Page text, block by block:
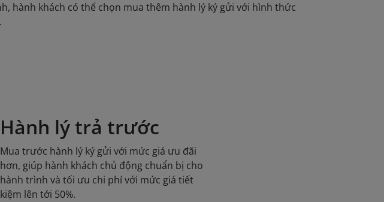
hành khách có thể chọn mua thêm hành lý ký gửi với hình thức
Hành lý trả trước
Mua trước hành lý ký gửi với mức giá ưu đãi
hơn, giúp hành khách chủ động chuẩn bị cho
hành trình và tối ưu chi phí với mức giá tiết
kiệm lên tới 50%.